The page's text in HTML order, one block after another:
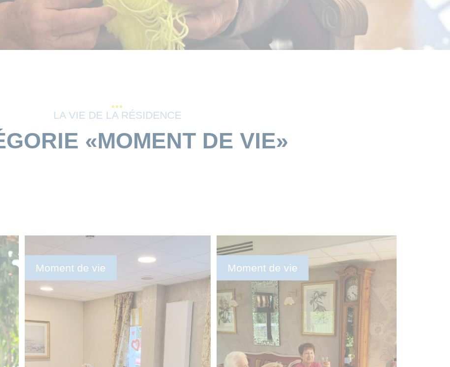
LA VIE DE LA RÉSIDENCE
«MOMENT DE VIE»
Moment de vie Moment de vie